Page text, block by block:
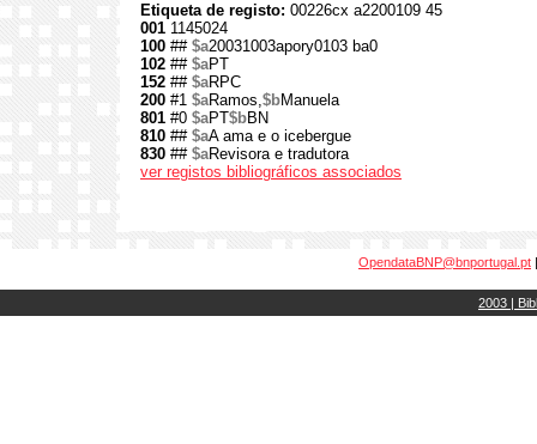
Etiqueta de registo: 00226cx a2200109 45
001 1145024
100 ## $a20031003apory0103 ba0
102 ## $aPT
152 ## $aRPC
200 #1 $aRamos,$bManuela
801 #0 $aPT$bBN
810 ## $aA ama e o icebergue
830 ## $aRevisora e tradutora
ver registos bibliográficos associados
OpendataBNP@bnportugal.pt
2003 |